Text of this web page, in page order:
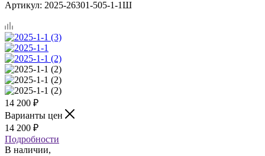
Артикул: 2025-26301-505-1-1Ш
14 200 ₽
Варианты цен
14 200 ₽
Подробности
В наличии,